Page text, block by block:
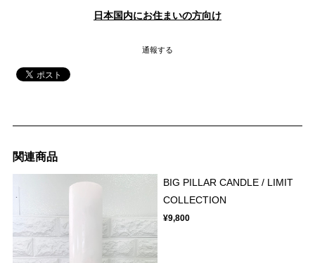
日本国内にお住まいの方向け
通報する
関連商品
BIG PILLAR CANDLE / LIMIT
COLLECTION
¥9,800